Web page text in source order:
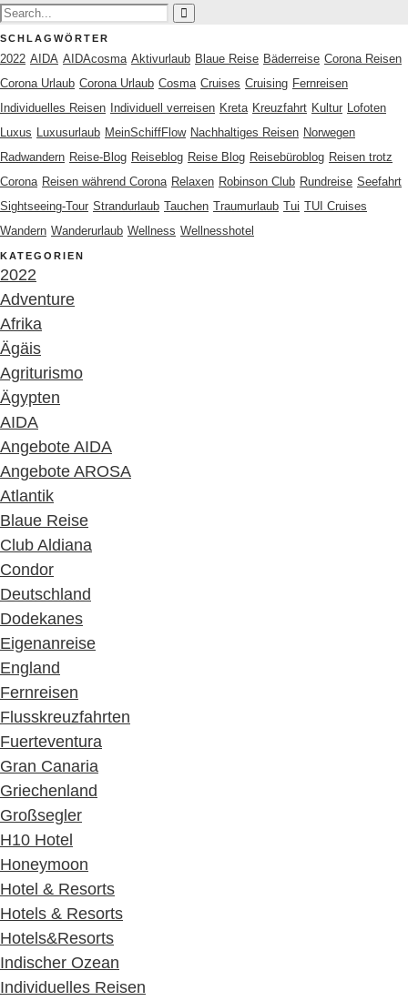
SCHLAGWÖRTER
2022 AIDA AIDAcosma Aktivurlaub Blaue Reise Bäderreise Corona Reisen
Corona Urlaub Corona Urlaub Cosma Cruises Cruising Fernreisen
Individuelles Reisen
Individuell verreisen Kreta Kreuzfahrt Kultur Lofoten
Luxus Luxusurlaub MeinSchiffFlow Nachhaltiges Reisen Norwegen
Radwandern Reise-Blog Reiseblog Reise Blog Reisebüroblog Reisen trotz
Corona Reisen während Corona Relaxen Robinson Club Rundreise Seefahrt
Sightseeing-Tour Strandurlaub Tauchen Traumurlaub Tui TUI Cruises
Wandern Wanderurlaub Wellness Wellnesshotel
KATEGORIEN
2022
Adventure
Afrika
Ägäis
Agriturismo
Ägypten
AIDA
Angebote AIDA
Angebote AROSA
Atlantik
Blaue Reise
Club Aldiana
Condor
Deutschland
Dodekanes
Eigenanreise
England
Fernreisen
Flusskreuzfahrten
Fuerteventura
Gran Canaria
Griechenland
Großsegler
H10 Hotel
Honeymoon
Hotel & Resorts
Hotels & Resorts
Hotels&Resorts
Indischer Ozean
Individuelles Reisen